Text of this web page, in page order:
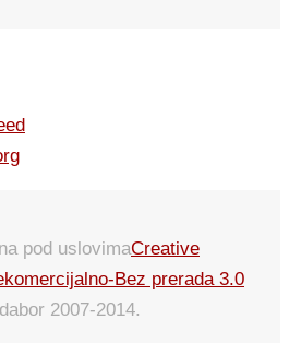
pod uslovimaCreative
Bez prerada 3.0
2007-2014.